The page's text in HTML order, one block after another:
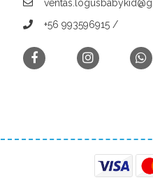
+56 993596915 /